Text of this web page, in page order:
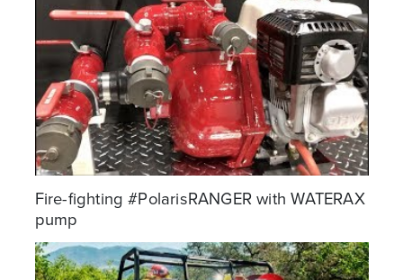
Fire-fighting #PolarisRANGER with WATERAX
pump